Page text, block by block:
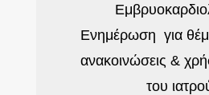
Ενημέρωση για
ανακοινώσεις &
του